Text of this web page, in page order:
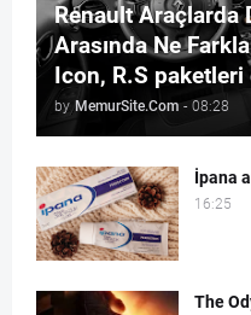
Renault Araçlarda
Arasında Ne
Icon, R.S
by MemurSite.Com - 08:28
İpana
16:25
The